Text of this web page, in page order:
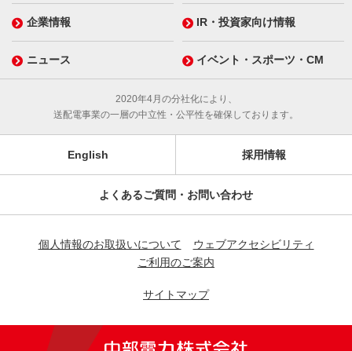
企業情報 IR・投資家向け情報
ニュース イベント・スポーツ・CM
2020年4月の分社化により、
送配電事業の一層の中立性・公平性を確保しております。
English 採用情報
よくあるご質問・お問い合わせ
個人情報のお取扱いについて
ウェブアクセシビリティ
ご利用のご案内
サイトマップ